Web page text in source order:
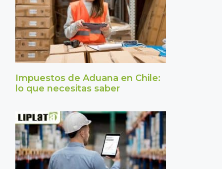
Impuestos de Aduana en Chile:
lo que necesitas saber